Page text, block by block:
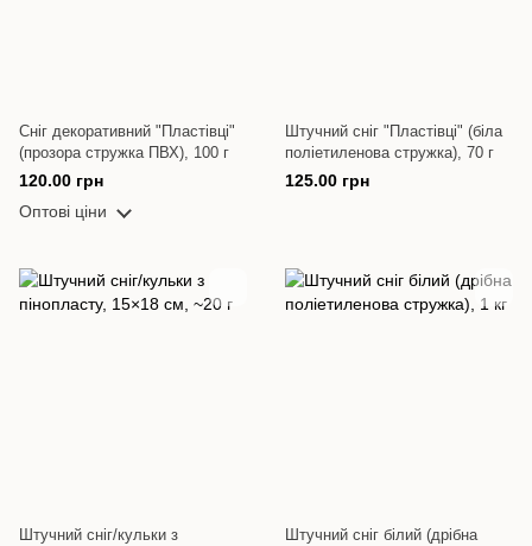
Сніг декоративний "Пластівці"
(прозора стружка ПВХ), 100 г
120.00 грн
Оптові ціни
Штучний сніг "Пластівці" (біла
поліетиленова стружка), 70 г
125.00 грн
Штучний сніг/кульки з
Штучний сніг білий (дрібна